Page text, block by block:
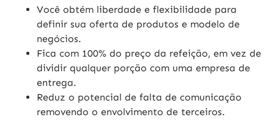
Você obtém liberdade e flexibilidade para
definir sua oferta de produtos e modelo de
negócios.
Fica com 100% do preço da refeição, em vez de
dividir qualquer porção com uma empresa de
entrega.
Reduz o potencial de falta de comunicação
removendo o envolvimento de terceiros.